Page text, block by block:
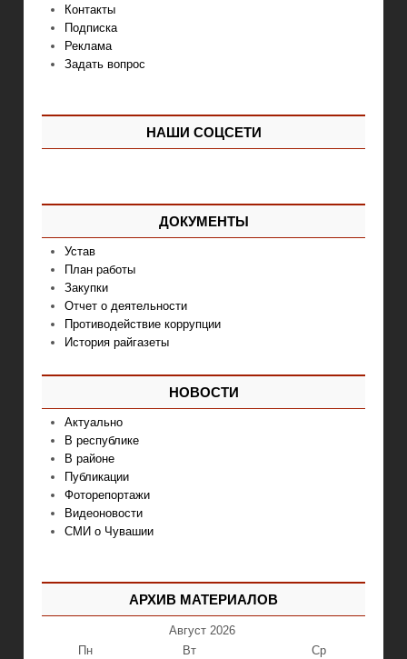
Контакты
Подписка
Реклама
Задать вопрос
НАШИ СОЦСЕТИ
ДОКУМЕНТЫ
Устав
План работы
Закупки
Отчет о деятельности
Противодействие коррупции
История райгазеты
НОВОСТИ
Актуально
В республике
В районе
Публикации
Фоторепортажи
Видеоновости
СМИ о Чувашии
АРХИВ МАТЕРИАЛОВ
Август 2026
Пн
Вт
Ср